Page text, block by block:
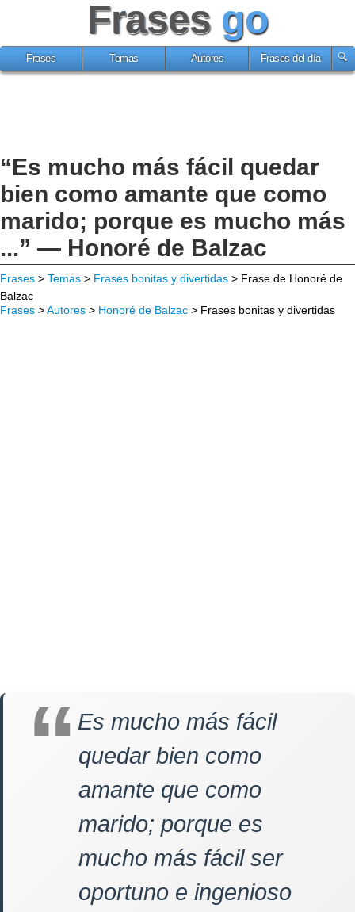
Frases go
Frases Temas Autores Frases del día
“Es mucho más fácil quedar
bien como amante que como
marido; porque es mucho más
...” — Honoré de Balzac
Frases > Temas > Frases bonitas y divertidas > Frase de Honoré de
Balzac
Frases >Autores > Honoré de Balzac > Frases bonitas y divertidas
Es mucho más fácil
quedar bien como
amante que como
marido; porque es
mucho más fácil ser
oportuno e ingenioso